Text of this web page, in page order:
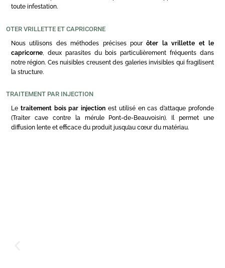
toute infestation.
OTER VRILLETTE ET CAPRICORNE
Nous utilisons des méthodes précises pourôter la vrillette et le
capricorne , deux parasites du bois particulièrement fréquents dans
notre région. Ces nuisibles creusent des galeries invisibles qui fragilisent
la structure.
TRAITEMENT PAR INJECTION
Le traitement bois par injection est utilisé en cas d’attaque profonde
(Traiter cave contre la mérule Pont-de-Beauvoisin). Il permet une
diffusion lente et efficace du produit jusqu’au cœur du matériau.